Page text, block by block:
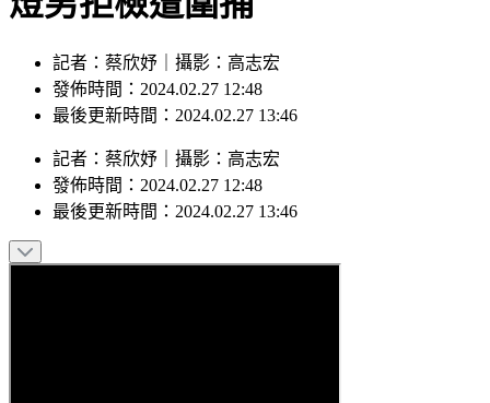
發佈時間：2024.02.27 12:48
最後更新時間：2024.02.27 13:46
發佈時間：2024.02.27 12:48
最後更新時間：2024.02.27 13:46